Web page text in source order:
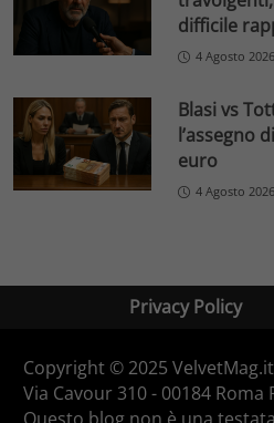
difficile
4 Agosto 2026
Blasi vs
l’assegno
euro
4 Agosto 2026
Privacy Policy
Copyright © 2025
Via Cavour 310 - 00184 Roma